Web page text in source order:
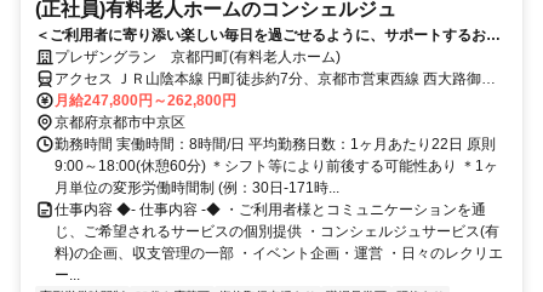
(正社員)有料老人ホームのコンシェルジュ
＜ご利用者に寄り添い楽しい毎日を過ごせるように、サポートするお仕
事。＞受付・総合サービス対応/イベント企画やレクの実施など、介護経
験も活かせます！
プレザングラン 京都円町(有料老人ホーム)
アクセス ＪＲ山陰本線 円町徒歩約7分、京都市営東西線 西大路御池4
番口(北)徒歩約9分、嵐電嵐山本線 西大路三条徒歩約14分 JR山陰本線
「円町」駅から徒歩約7分
月給247,800円～262,800円
京都府京都市中京区
勤務時間 実働時間：8時間/日 平均勤務日数：1ヶ月あたり22日 原則
9:00～18:00(休憩60分) ＊シフト等により前後する可能性あり ＊1ヶ
月単位の変形労働時間制 (例：30日-171時...
仕事内容 ◆- 仕事内容 -◆ ・ご利用者様とコミュニケーションを通
じ、ご希望されるサービスの個別提供 ・コンシェルジュサービス(有
料)の企画、収支管理の一部 ・イベント企画・運営 ・日々のレクリエ
ー...